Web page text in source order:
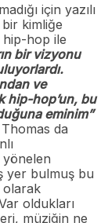
için yazılı
kimliğe
hop ile
bir vizyonu
ve
hip-hop’un, bu
eminim”
da
yer bulmuş bu
olarak
oldukları
müziğin ne